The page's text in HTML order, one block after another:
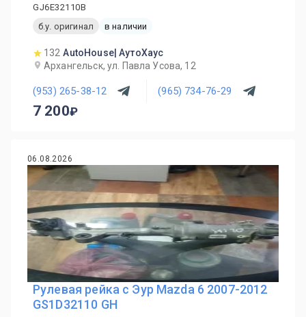
GJ6E32110B
б.у. оригинал
в наличии
132 AutoHouse| АутоХаус
Архангельск, ул. Павла Усова, 12
(953) 265-38-12 (965) 734-76-29
7 200
06.08.2026
Рулевая рейка с Эур Mazda 6 2007-2012
GS1D32110 GH